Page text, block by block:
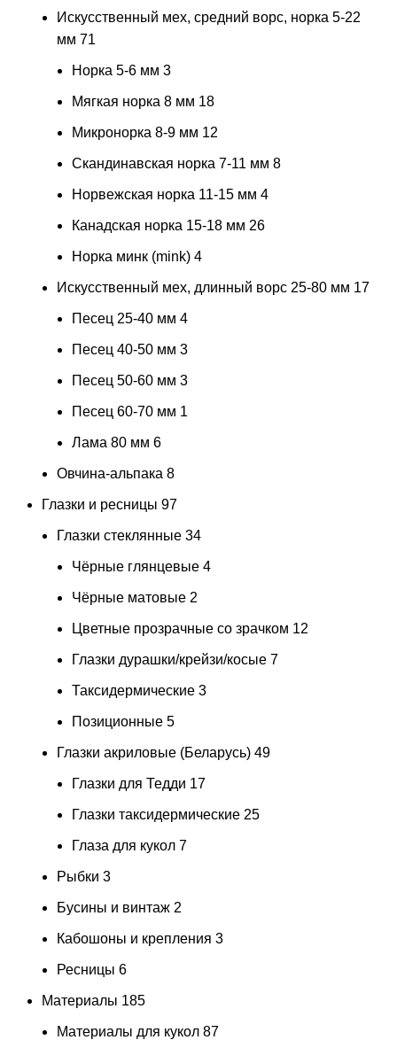
Искусственный мех, средний ворс, норка 5-22
мм 71
Норка 5-6 мм 3
Мягкая норка 8 мм 18
Микронорка 8-9 мм 12
Скандинавская норка 7-11 мм 8
Норвежская норка 11-15 мм 4
Канадская норка 15-18 мм 26
Норка минк (mink) 4
Искусственный мех, длинный ворс 25-80 мм 17
Песец 25-40 мм 4
Песец 40-50 мм 3
Песец 50-60 мм 3
Песец 60-70 мм 1
Лама 80 мм 6
Овчина-альпака 8
Глазки и ресницы 97
Глазки стеклянные 34
Чёрные глянцевые 4
Чёрные матовые 2
Цветные прозрачные со зрачком 12
Глазки дурашки/крейзи/косые 7
Таксидермические 3
Позиционные 5
Глазки акриловые (Беларусь) 49
Глазки для Тедди 17
Глазки таксидермические 25
Глаза для кукол 7
Рыбки 3
Бусины и винтаж 2
Кабошоны и крепления 3
Ресницы 6
Материалы 185
Материалы для кукол 87